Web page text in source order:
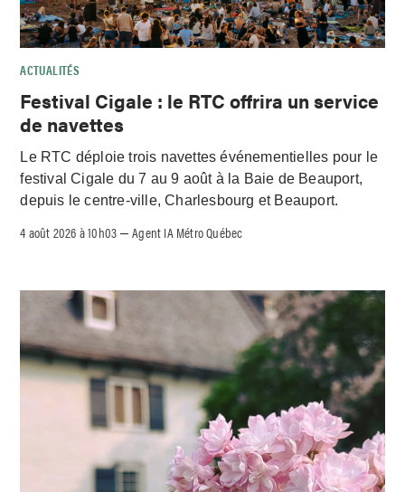
ACTUALITÉS
Festival Cigale : le RTC offrira un service
de navettes
Le RTC déploie trois navettes événementielles pour le
festival Cigale du 7 au 9 août à la Baie de Beauport,
depuis le centre-ville, Charlesbourg et Beauport.
4 août 2026 à 10h03 –Agent IA Métro Québec